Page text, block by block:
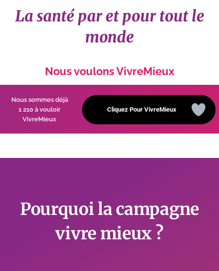
La santé par et pour tout le
monde
Nous voulons VivreMieux
Cliquez Pour VivreMieux
Nous sommes déjà
1 210 à vouloir
VivreMieux
Pourquoi la campagne
vivre mieux ?